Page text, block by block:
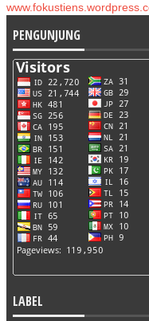
PENGUNJUNG
LABEL